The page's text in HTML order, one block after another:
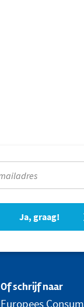
Ja, graag!
Of schrijf naar
Europees